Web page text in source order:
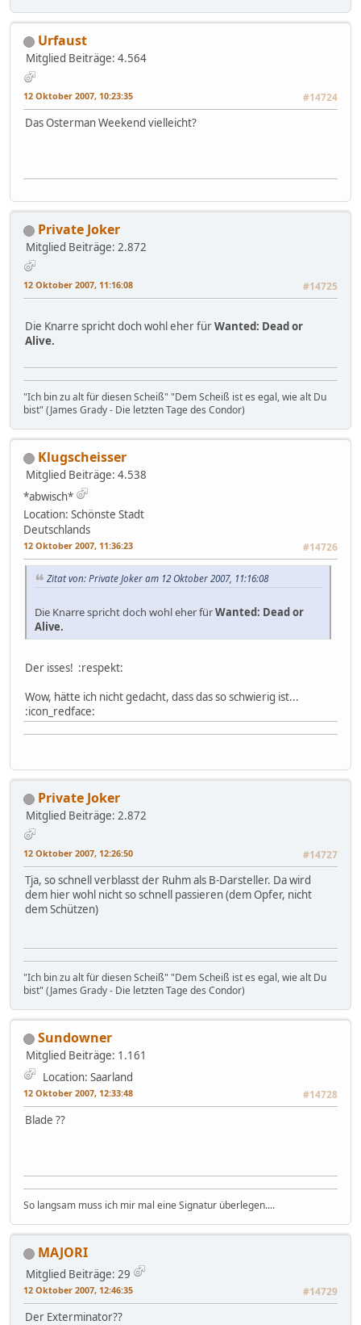
Urfaust
Mitglied Beiträge: 4.564
12 Oktober 2007, 10:23:35 #14724
Das Osterman Weekend vielleicht?
Private Joker
Mitglied Beiträge: 2.872
12 Oktober 2007, 11:16:08 #14725
Die Knarre spricht doch wohl eher fürWanted: Dead or
Alive.
"Ich bin zu alt für diesen Scheiß" "Dem Scheiß ist es egal, wie alt Du
bist" (James Grady - Die letzten Tage des Condor)
Klugscheisser
Mitglied Beiträge: 4.538
*abwisch*
Location: Schönste Stadt
Deutschlands
12 Oktober 2007, 11:36:23 #14726
Zitat von: Private Joker am 12 Oktober 2007, 11:16:08
Die Knarre spricht doch wohl eher fürWanted: Dead or
Alive.
Der isses! :respekt:
Wow, hätte ich nicht gedacht, dass das so schwierig ist...
:icon_redface:
Private Joker
Mitglied Beiträge: 2.872
12 Oktober 2007, 12:26:50 #14727
Tja, so schnell verblasst der Ruhm als B-Darsteller. Da wird
dem hier wohl nicht so schnell passieren (dem Opfer, nicht
dem Schützen)
"Ich bin zu alt für diesen Scheiß" "Dem Scheiß ist es egal, wie alt Du
bist" (James Grady - Die letzten Tage des Condor)
Sundowner
Mitglied Beiträge: 1.161
Location: Saarland
12 Oktober 2007, 12:33:48 #14728
Blade ??
So langsam muss ich mir mal eine Signatur überlegen....
MAJORI
Mitglied Beiträge: 29
12 Oktober 2007, 12:46:35 #14729
Der Exterminator??